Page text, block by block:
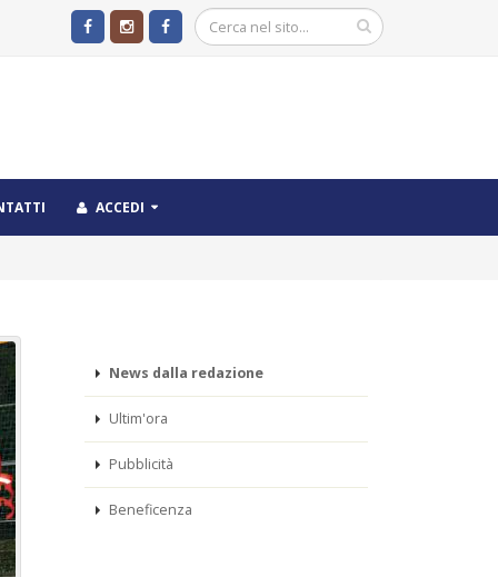
ACCEDI
News dalla redazione
Ultim'ora
Pubblicità
Beneficenza